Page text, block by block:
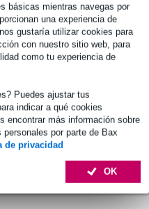
básicas mientras navegas por
una experiencia de
gustaría utilizar cookies para
con nuestro sitio web, para
como tu experiencia de
Puedes ajustar tus
indicar a qué cookies
encontrar más información sobre
por parte de Bax
de privacidad
OK